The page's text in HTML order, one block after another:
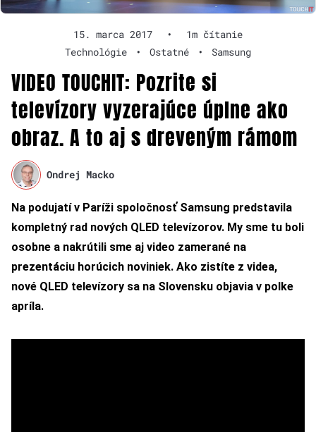
15. marca 2017 •
1m čítanie
Technológie
• Ostatné • Samsung
VIDEO TOUCHIT: Pozrite si
televízory vyzerajúce úplne ako
obraz. A to aj s dreveným rámom
Ondrej Macko
Na podujatí v Paríži spoločnosť Samsung predstavila
kompletný rad nových QLED televízorov. My sme tu boli
osobne a nakrútili sme aj video zamerané na
prezentáciu horúcich noviniek. Ako zistíte z videa,
nové QLED televízory sa na Slovensku objavia v polke
apríla.